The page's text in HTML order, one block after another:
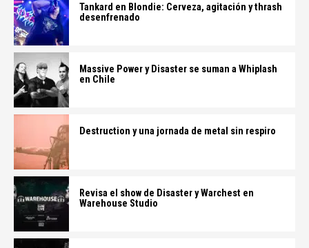
Tankard en Blondie: Cerveza, agitación y thrash
desenfrenado
Massive Power y Disaster se suman a Whiplash
en Chile
Destruction y una jornada de metal sin respiro
Revisa el show de Disaster y Warchest en
Warehouse Studio